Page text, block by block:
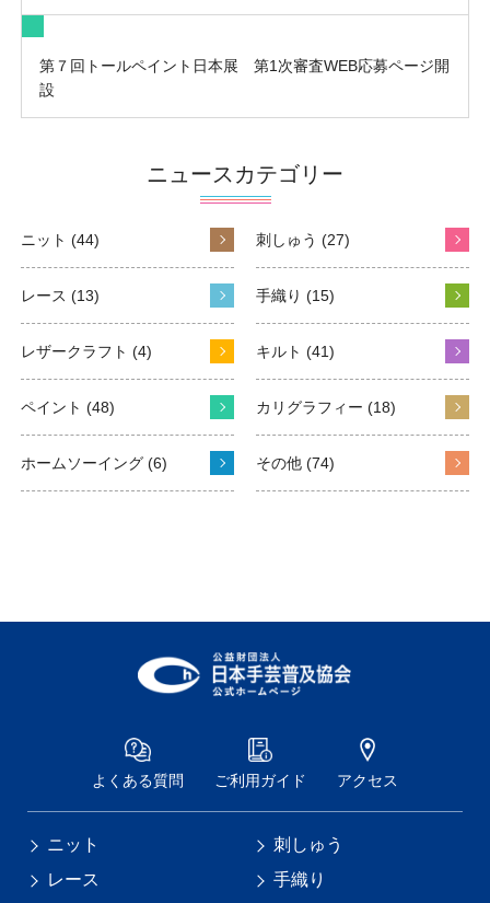
第７回トールペイント日本展 第1次審査WEB応募ページ開
設
ニュースカテゴリー
ニット (44) 刺しゅう (27)
レース (13) 手織り (15)
レザークラフト (4) キルト (41)
ペイント (48) カリグラフィー (18)
ホームソーイング (6) その他 (74)
よくある質問 ご利用ガイド アクセス
ニット
刺しゅう
レース
手織り